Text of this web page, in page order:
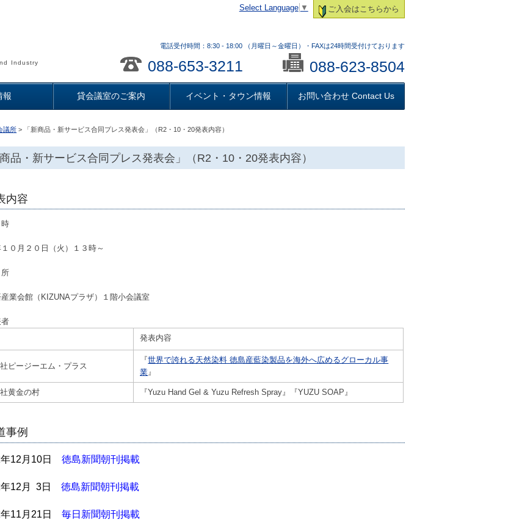
ご入会はこちらから
Select Language ▼
Industry
電話受付時間：8:30 - 18:00 （月曜日～金曜日）・FAXは24時間受付けております
088-653-3211 088-623-8504
報 貸会議室のご案内 イベント・タウン情報 お問い合わせ Contact Us
議所 > 「新商品・新サービス合同プレス発表会」（R2・10・20発表内容）
商品・新サービス合同プレス発表会」（R2・10・20発表内容）
内容
０月２０日（火）１３時～
業会館（KIZUNAプラザ）１階小会議室
者
発表内容
ピージーエム・プラス
『世界で誇れる天然染料 徳島産藍染製品を海外へ広めるグローカル事
業』
黄金の村 『Yuzu Hand Gel & Yuzu Refresh Spray』『YUZU SOAP』
事例
12月10日 徳島新聞朝刊掲載
12月 3日 徳島新聞朝刊掲載
11月21日 毎日新聞朝刊掲載